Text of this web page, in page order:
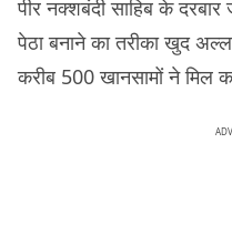
पीर नक्शबंदी साहिब के
पेठा बनाने का तरीका खुद
करीब 500 खानसामों ने मिल